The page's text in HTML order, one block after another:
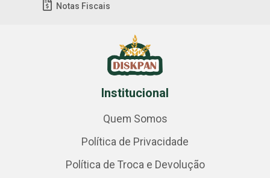
Notas Fiscais
Institucional
Quem Somos
Política de Privacidade
Política de Troca e Devolução